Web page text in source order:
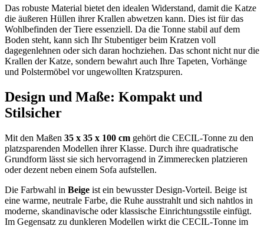
Das robuste Material bietet den idealen Widerstand, damit die Katze
die äußeren Hüllen ihrer Krallen abwetzen kann. Dies ist für das
Wohlbefinden der Tiere essenziell. Da die Tonne stabil auf dem
Boden steht, kann sich Ihr Stubentiger beim Kratzen voll
dagegenlehnen oder sich daran hochziehen. Das schont nicht nur die
Krallen der Katze, sondern bewahrt auch Ihre Tapeten, Vorhänge
und Polstermöbel vor ungewollten Kratzspuren.
Design und Maße: Kompakt und
Stilsicher
Mit den Maßen 35 x 35 x 100 cm gehört die CECIL-Tonne zu den
platzsparenden Modellen ihrer Klasse. Durch ihre quadratische
Grundform lässt sie sich hervorragend in Zimmerecken platzieren
oder dezent neben einem Sofa aufstellen.
Die Farbwahl in Beige ist ein bewusster Design-Vorteil. Beige ist
eine warme, neutrale Farbe, die Ruhe ausstrahlt und sich nahtlos in
moderne, skandinavische oder klassische Einrichtungsstile einfügt.
Im Gegensatz zu dunkleren Modellen wirkt die CECIL-Tonne im